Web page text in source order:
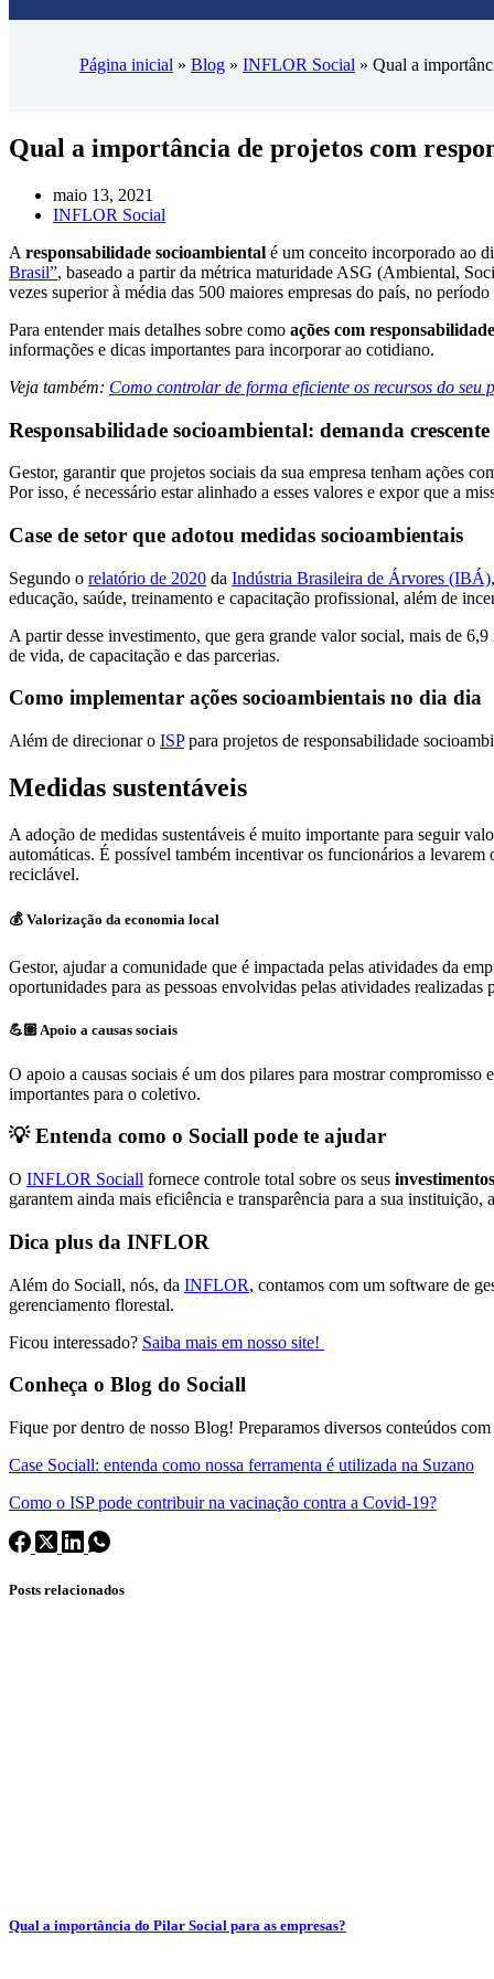
Página inicial » Blog » INFLOR Social » Qual a
Qual a importância de projetos com
maio 13, 2021
INFLOR Social
A responsabilidade socioambiental é um conceito incorporado ao
Brasil”, baseado a partir da métrica maturidade ASG (Ambiental,
vezes superior à média das 500 maiores empresas do país, no
Para entender mais detalhes sobre como ações com
informações e dicas importantes para incorporar ao cotidiano.
Veja também: Como controlar de forma eficiente os recursos do seu
Responsabilidade socioambiental: demanda
Gestor, garantir que projetos sociais da sua empresa tenham ações
Por isso, é necessário estar alinhado a esses valores e expor que a
Case de setor que adotou medidas socioambientais
Segundo o relatório de 2020 da Indústria Brasileira de Árvores (IBÁ)
educação, saúde, treinamento e capacitação profissional, além de
A partir desse investimento, que gera grande valor social, mais de
de vida, de capacitação e das parcerias.
Como implementar ações socioambientais no dia dia
Além de direcionar o ISPpara projetos de responsabilidade
Medidas sustentáveis
A adoção de medidas sustentáveis é muito importante para seguir
automáticas. É possível também incentivar os funcionários a
reciclável.
💰 Valorização da economia local
Gestor, ajudar a comunidade que é impactada pelas atividades da
oportunidades para as pessoas envolvidas pelas atividades realizadas
💪🏽 Apoio a causas sociais
O apoio a causas sociais é um dos pilares para mostrar
importantes para o coletivo.
💡 Entenda como o Sociall pode te ajudar
O INFLOR Sociall fornece controle total sobre os seus
garantem ainda mais eficiência e transparência para a sua instituição,
Dica plus da INFLOR
Além do Sociall, nós, da INFLOR, contamos com um software de
gerenciamento florestal.
Ficou interessado? Saiba mais em nosso site!
Conheça o Blog do Sociall
Fique por dentro de nosso Blog! Preparamos diversos conteúdos
Case Sociall: entenda como nossa ferramenta é utilizada na Suzano
Como o ISP pode contribuir na vacinação contra a Covid-19?
Posts relacionados
Qual a importância do Pilar Social para as empresas?